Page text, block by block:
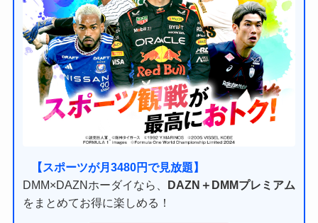
【スポーツが月3480円で見放題】
DMM×DAZNホーダイなら、
DAZN＋DMMプレミアム
をまとめてお得に楽しめる！